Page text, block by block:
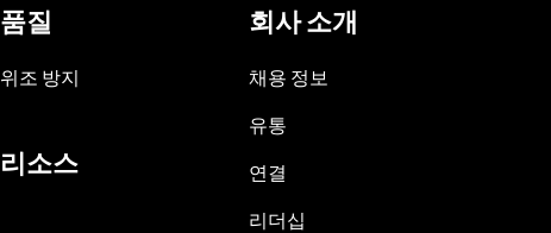
품질
위조 방지
리소스
회사 소개
채용 정보
유통
연결
리더십